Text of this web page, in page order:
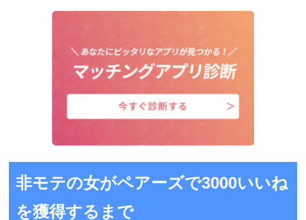
非モテの女がペアーズで3000いいね
を獲得するまで